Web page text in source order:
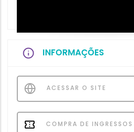
INFORMAÇÕES
ACESSAR O SITE
COMPRA DE INGRESSOS